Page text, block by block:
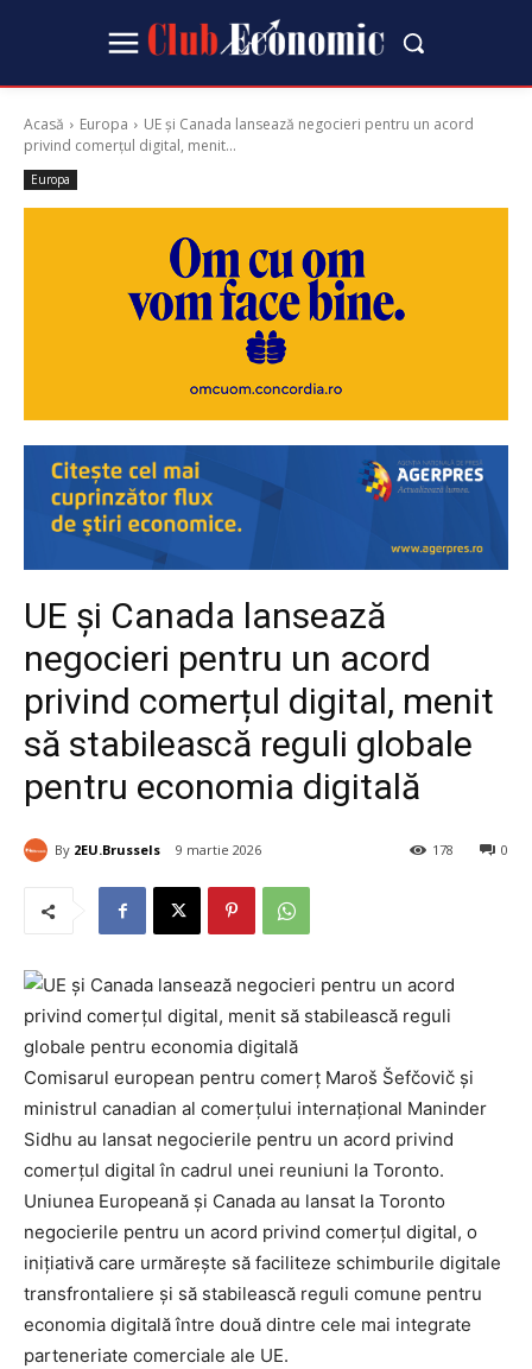
Acasă Europa
UE și Canada lansează negocieri pentru un acord
privind comerțul digital, menit...
Europa
UE și Canada lansează
negocieri pentru un acord
privind comerțul digital, menit
să stabilească reguli globale
pentru economia digitală
By 2EU.Brussels 9 martie 2026 0
178
Comisarul european pentru comerț Maroš Šefčovič și
ministrul canadian al comerțului internațional Maninder
Sidhu au lansat negocierile pentru un acord privind
comerțul digital în cadrul unei reuniuni la Toronto.
Uniunea Europeană și Canada au lansat la Toronto
negocierile pentru un acord privind comerțul digital, o
inițiativă care urmărește să faciliteze schimburile digitale
transfrontaliere și să stabilească reguli comune pentru
economia digitală între două dintre cele mai integrate
parteneriate comerciale ale UE.